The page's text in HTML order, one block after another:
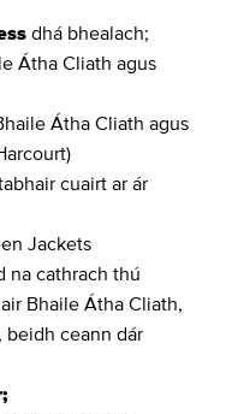
dhá bhealach;
Átha Cliath agus
Átha Cliath agus
cuairt ar ár
Jackets
na cathrach thú
Bhaile Átha Cliath,
beidh ceann dár